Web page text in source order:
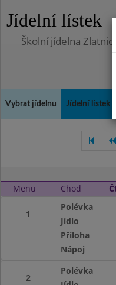
Jídelní lístek
Školní jídelna
Vybrat jídelnu Jídelní lístek
Menu Chod
1
Polévka
Jídlo
Příloha
Nápoj
2
Polévka